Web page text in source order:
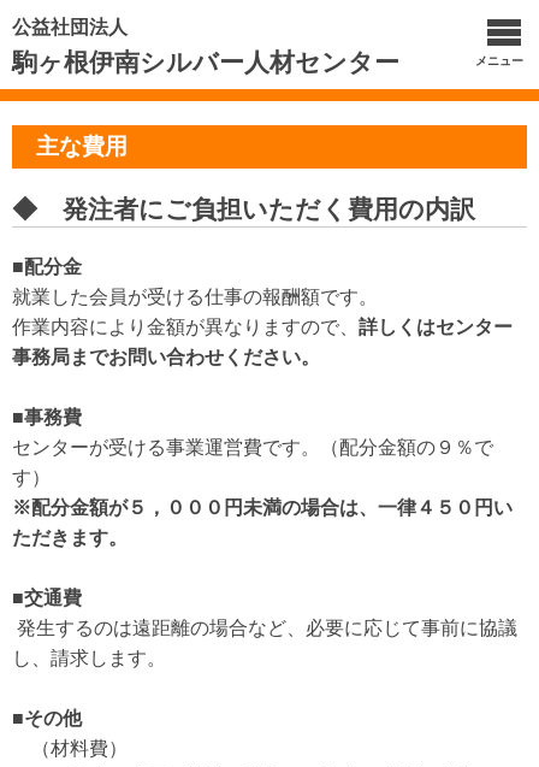
公益社団法人
駒ヶ根伊南シルバー人材センター メニュー
主な費用
◆ 発注者にご負担いただく費用の内訳
■配分金
就業した会員が受ける仕事の報酬額です。
作業内容により金額が異なりますので、 詳しくはセンター
事務局までお問い合わせください。
■事務費
センターが受ける事業運営費です。（配分金額の９％で
す）
※配分金額が５，０００円未満の場合は、一律４５０円い
ただきます。
■交通費
発生するのは遠距離の場合など、必要に応じて事前に協議
し、請求します。
■その他
（材料費）